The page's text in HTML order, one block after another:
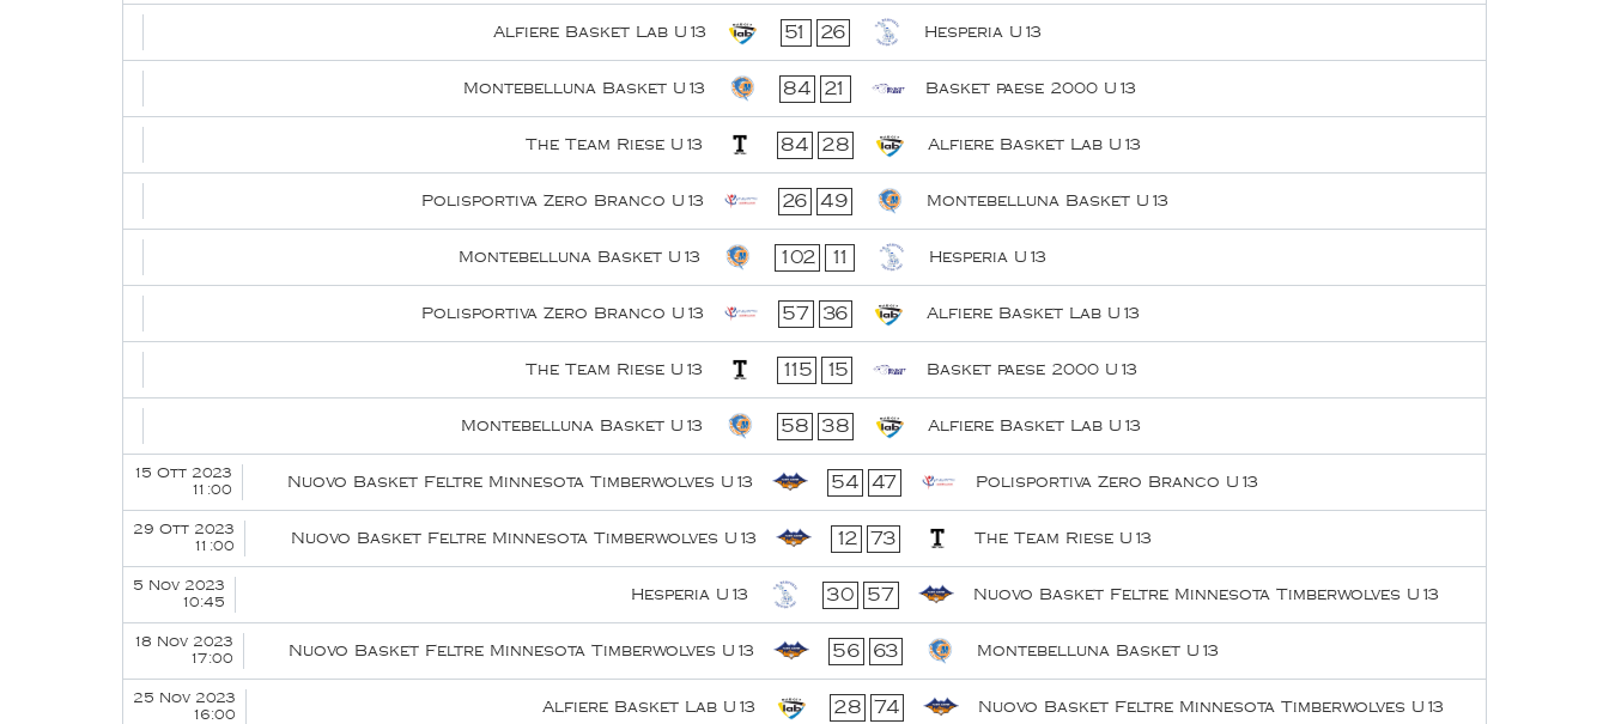
Alfiere Basket Lab U13 51 26 Hesperia U13
Montebelluna Basket U13 84 21 Basket paese 2000 U13
The Team Riese U13 84 28 Alfiere Basket Lab U13
Polisportiva Zero Branco U13 26 49 Montebelluna Basket U13
Montebelluna Basket U13 102 11 Hesperia U13
Polisportiva Zero Branco U13 57 36 Alfiere Basket Lab U13
The Team Riese U13 115 15 Basket paese 2000 U13
Montebelluna Basket U13 58 38 Alfiere Basket Lab U13
15 Ott 2023
11:00
Nuovo Basket Feltre Minnesota Timberwolves U13 54 47 Polisportiva Zero Branco U13
29 Ott 2023
11:00
Nuovo Basket Feltre Minnesota Timberwolves U13 12 73 The Team Riese U13
5 Nov 2023
10:45
Hesperia U13 30 57 Nuovo Basket Feltre Minnesota Timberwolves U13
18 Nov 2023
17:00
Nuovo Basket Feltre Minnesota Timberwolves U13 56 63 Montebelluna Basket U13
25 Nov 2023
16:00
Alfiere Basket Lab U13 28 74 Nuovo Basket Feltre Minnesota Timberwolves U13